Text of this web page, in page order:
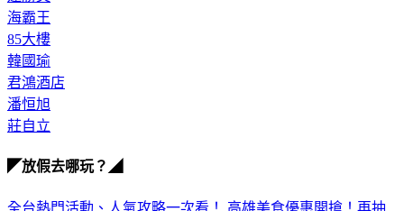
連勝文
海霸王
85大樓
韓國瑜
君鴻酒店
潘恒旭